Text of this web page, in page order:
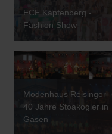
ECE Kapfenberg -
Fashion Show
Modenhaus Reisinger
40 Jahre Stoakogler in
Gasen